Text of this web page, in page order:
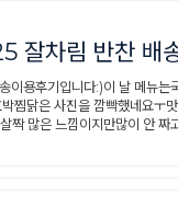
잘차림 반찬 배
이용후기입니다:)​이 날 메뉴
닭은 사진을 깜빡했네요ㅜ
짝 많은 느낌이지만많이 안